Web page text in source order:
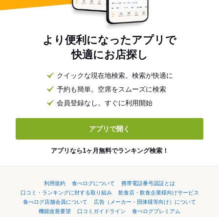
より便利になったアプリで
快適にお店探し
クイックな現在地検索。検索が快適に
予約も簡単。空席をスムーズに検索
会員登録なし。すぐに利用開始
アプリで開く
アプリなら1ヶ月無料でランキング検索！
利用規約 食べログについて
携帯電話番号認証とは
口コミ・ランキングに対する取り組み
飲食店・飲食企業様向けサービス
食べログ店舗会員について
広告（メーカー・団体様等向け）について
機能改善要望
口コミガイドライン
食べログプレミアム